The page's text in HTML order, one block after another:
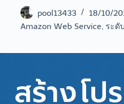
pool13433
18/10/
Amazon Web Service, ระดั